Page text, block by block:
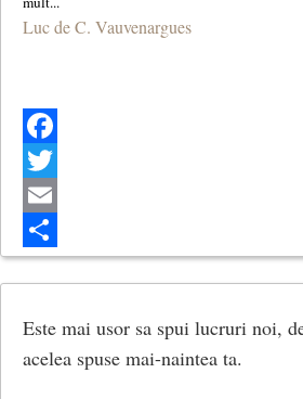
Luc de C. Vauvenargues
Facebook
Twitter
Email
Share
Este mai usor sa spui lucruri noi,
acelea spuse mai-naintea ta.